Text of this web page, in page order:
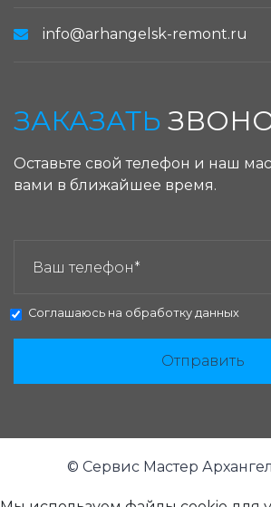
info@arhangelsk-remont.ru
ЗАКАЗАТЬ
Оставьте свой телефон и наш
вами в ближайшее время.
Соглашаюсь на обработку данных
Отправить
© Сервис Мастер